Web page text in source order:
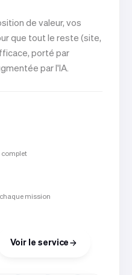
de valeur, vos
que tout le reste (site,
porté par
par l'IA.
complet
mission
Voir le service